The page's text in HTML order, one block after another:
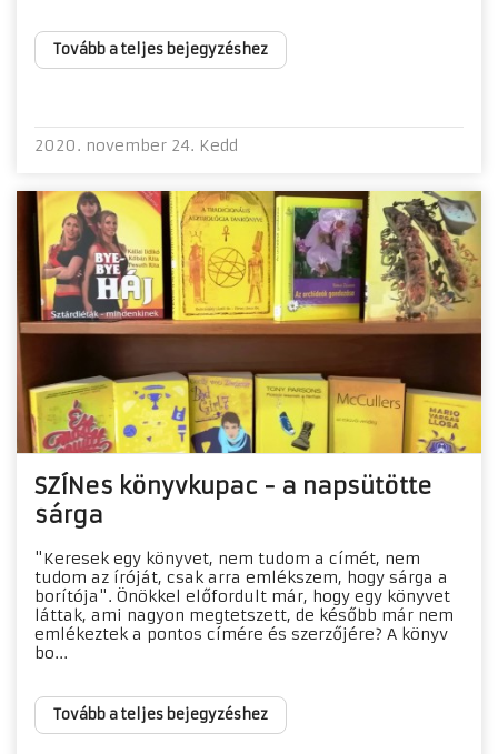
Tovább a teljes bejegyzéshez
2020. november 24. Kedd
SZÍNes könyvkupac - a napsütötte
sárga
"Keresek egy könyvet, nem tudom a címét, nem
tudom az íróját, csak arra emlékszem, hogy sárga a
borítója". Önökkel előfordult már, hogy egy könyvet
láttak, ami nagyon megtetszett, de később már nem
emlékeztek a pontos címére és szerzőjére? A könyv
bo...
Tovább a teljes bejegyzéshez